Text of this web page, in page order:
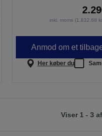
inkl. moms (1.832,68
Anmod om et
Her køber du
Viser 1 - 3